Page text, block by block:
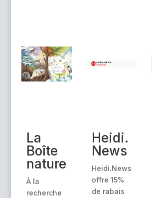
La
Boîte
nature
À la
recherche
Heidi.
News
Heidi.News
offre 15%
de rabais